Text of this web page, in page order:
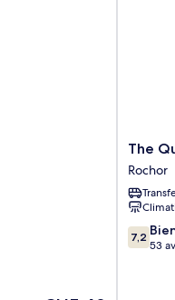
The
Quay
Hotel
Little
India
Rochor
The
Rochor
7.2
sur
7,2
53